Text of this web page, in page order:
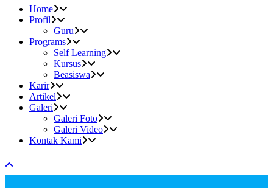
Home
Profil
Guru
Programs
Self Learning
Kursus
Beasiswa
Karir
Artikel
Galeri
Galeri Foto
Galeri Video
Kontak Kami